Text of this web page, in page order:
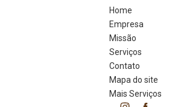
Home
Empresa
Missão
Serviços
Contato
Mapa do site
Mais Serviços